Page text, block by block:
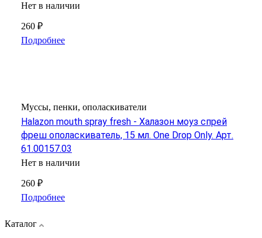
Нет в наличии
260 ₽
Подробнее
Муссы, пенки, ополаскиватели
Halazon mouth spray fresh - Халазон моуз спрей
фреш ополаскиватель, 15 мл. One Drop Only. Арт.
61.00157.03
Нет в наличии
260 ₽
Подробнее
Каталог